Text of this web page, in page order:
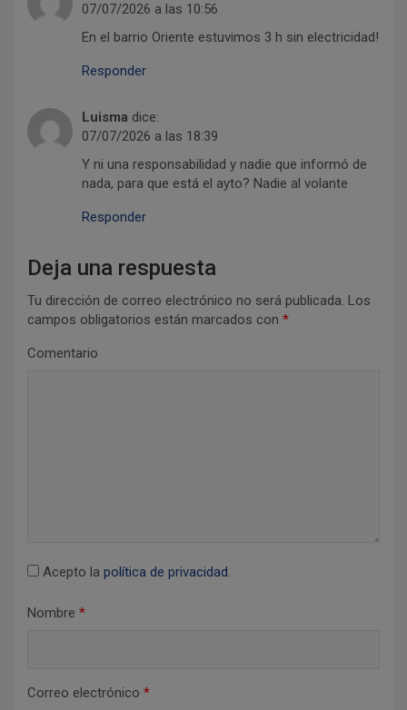
07/07/2026 a las 10:56
En el barrio Oriente estuvimos 3 h sin electricidad!
Responder
Luisma dice:
07/07/2026 a las 18:39
Y ni una responsabilidad y nadie que informó de
nada, para que está el ayto? Nadie al volante
Responder
Deja una respuesta
Tu dirección de correo electrónico no será publicada. Los
campos obligatorios están marcados con *
Comentario
Acepto la política de privacidad.
Nombre *
Correo electrónico *